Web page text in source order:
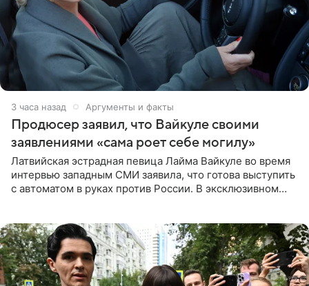
3 часа назад Аргументы и факты
Продюсер заявил, что Вайкуле своими
заявлениями «сама роет себе могилу»
Латвийская эстрадная певица Лайма Вайкуле во время
интервью западным СМИ заявила, что готова выступить
с автоматом в руках против России. В эксклюзивном